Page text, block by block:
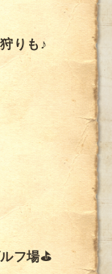
りも♪
フ場⛳️